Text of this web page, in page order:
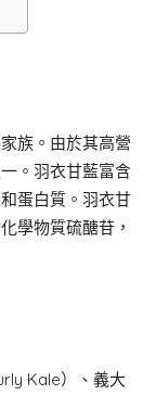
族。由於其高營
。羽衣甘藍富含
蛋白質。羽衣甘
學物質硫醣苷，
Kale）、義大